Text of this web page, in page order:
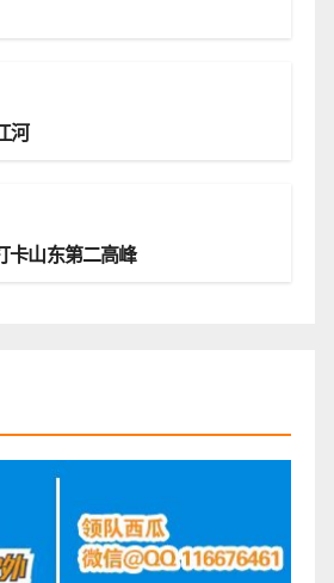
河
卡山东第二高峰